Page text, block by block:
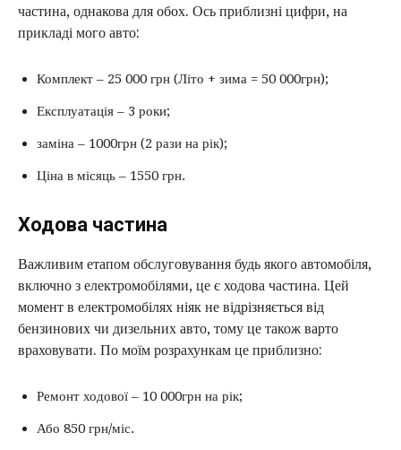
частина, однакова для обох. Ось приблизні цифри, на
прикладі мого авто:
Комплект – 25 000 грн (Літо + зима = 50 000грн);
Експлуатація – 3 роки;
заміна – 1000грн (2 рази на рік);
Ціна в місяць – 1550 грн.
Ходова частина
Важливим етапом обслуговування будь якого автомобіля,
включно з електромобілями, це є ходова частина. Цей
момент в електромобілях ніяк не відрізняється від
бензинових чи дизельних авто, тому це також варто
враховувати. По моїм розрахункам це приблизно:
Ремонт ходової – 10 000грн на рік;
Або 850 грн/міс.